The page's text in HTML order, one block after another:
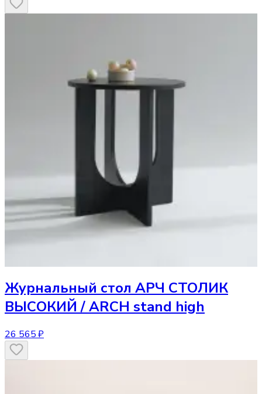
Журнальный стол АРЧ СТОЛИК
ВЫСОКИЙ / ARCH stand high
26 565 ₽